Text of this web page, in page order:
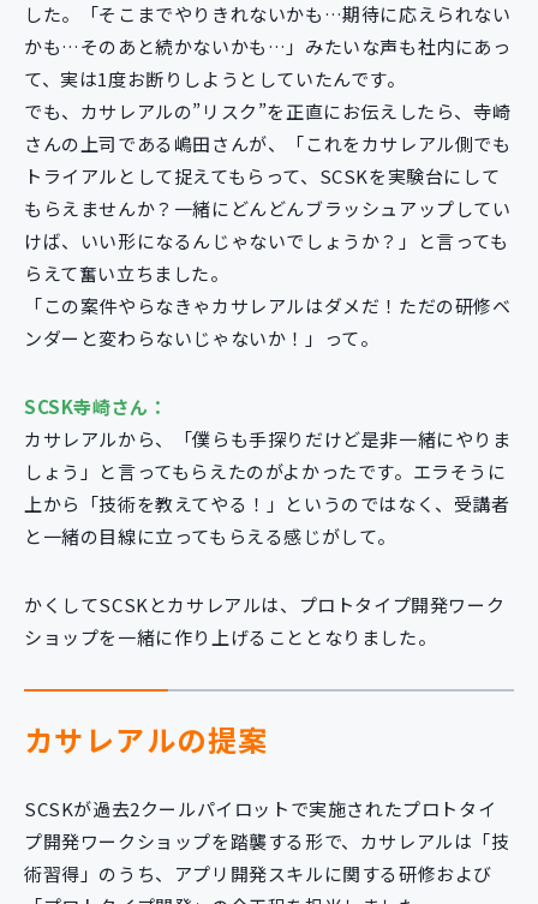
した。「そこまでやりきれないかも…期待に応えられない
かも…そのあと続かないかも…」みたいな声も社内にあっ
て、実は1度お断りしようとしていたんです。
でも、カサレアルの”リスク”を正直にお伝えしたら、寺崎
さんの上司である嶋田さんが、「これをカサレアル側でも
トライアルとして捉えてもらって、SCSKを実験台にして
もらえませんか？一緒にどんどんブラッシュアップしてい
けば、いい形になるんじゃないでしょうか？」と言っても
らえて奮い立ちました。
「この案件やらなきゃカサレアルはダメだ！ただの研修ベ
ンダーと変わらないじゃないか！」って。
SCSK寺崎さん：
カサレアルから、「僕らも手探りだけど是非一緒にやりま
しょう」と言ってもらえたのがよかったです。エラそうに
上から「技術を教えてやる！」というのではなく、受講者
と一緒の目線に立ってもらえる感じがして。
かくしてSCSKとカサレアルは、プロトタイプ開発ワーク
ショップを一緒に作り上げることとなりました。
カサレアルの提案
SCSKが過去2クールパイロットで実施されたプロトタイ
プ開発ワークショップを踏襲する形で、カサレアルは「技
術習得」のうち、アプリ開発スキルに関する研修および